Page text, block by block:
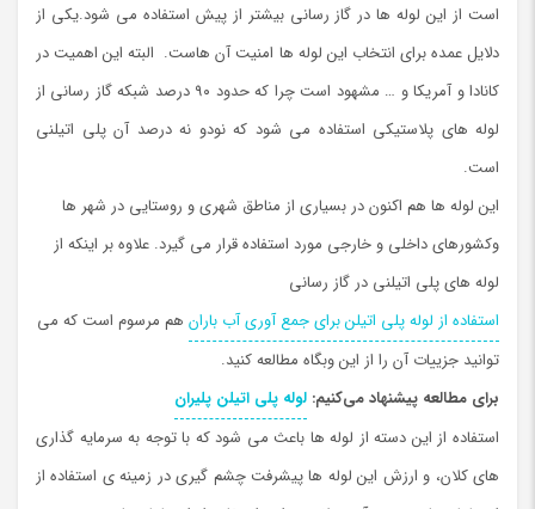
است از این لوله ها در گاز رسانی بیشتر از پیش استفاده می شود.یکی از
دلایل عمده برای انتخاب این لوله ها امنیت آن هاست. البته این اهمیت در
کانادا و آمریکا و … مشهود است چرا که حدود ۹۰ درصد شبکه گاز رسانی از
لوله های پلاستیکی استفاده می شود که نودو نه درصد آن پلی اتیلنی
است.
این لوله ها هم اکنون در بسیاری از مناطق شهری و روستایی در شهر ها
وکشورهای داخلی و خارجی مورد استفاده قرار می گیرد. علاوه بر اینکه از
لوله های پلی اتیلنی در گاز رسانی
استفاده از لوله پلی اتیلن برای جمع آوری آب باران هم مرسوم است که می
توانید جزییات آن را از این وبگاه مطالعه کنید.
برای مطالعه پیشنهاد می‌کنیم: لوله پلی اتیلن پلیران
استفاده از این دسته از لوله ها باعث می شود که با توجه به سرمایه گذاری
های کلان، و ارزش این لوله ها پیشرفت چشم گیری در زمینه ی استفاده از